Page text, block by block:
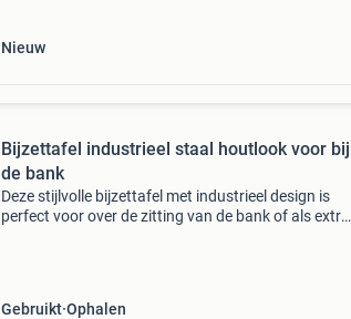
Nieuw
Bijzettafel industrieel staal houtlook voor bij
de bank
Deze stijlvolle bijzettafel met industrieel design is
perfect voor over de zitting van de bank of als extra
Gebruikt Ophalen